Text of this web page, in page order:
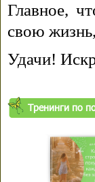
Главное,
свою
Удачи!
Тренинги по